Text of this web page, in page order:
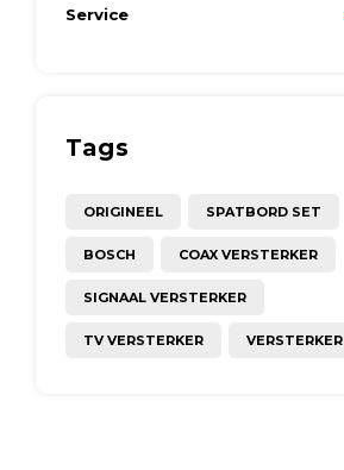
Service
Tags
ORIGINEEL SPATBORD SET
BOSCH COAX VERSTERKER
SIGNAAL VERSTERKER
TV VERSTERKER VERSTERKER